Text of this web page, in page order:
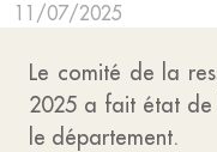
11/07/2025
Le comité de la
2025 a fait état de
le département.